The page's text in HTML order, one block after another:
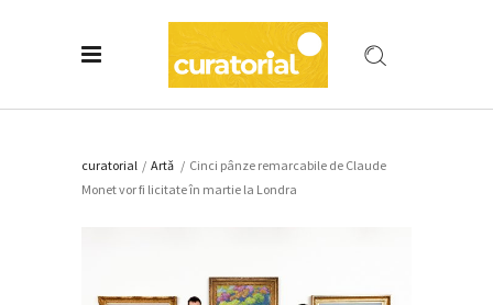
curatorial / Artǎ / Cinci pânze remarcabile de Claude
Monet vor fi licitate în martie la Londra